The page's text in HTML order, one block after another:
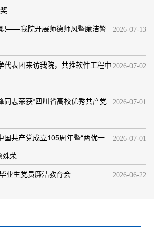
2026-07-13
——我院开展师德师风暨廉洁警
2026-07-02
代表团来访我院，共推软件工程中
2026-07-01
同志荣获“四川省高校优秀共产党
2026-07-01
国共产党成立105周年暨“两优一
殊荣
2026-06-22
业生党员廉洁教育会